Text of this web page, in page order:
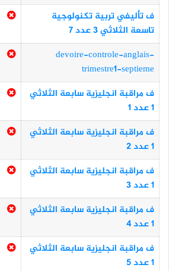
ف تأليفي تربية تكنولوجية
تاسعة الثلاثي 3 عدد 7
devoire-controle-anglais-
trimestre1-septieme
ف مراقبة انجليزية سابعة الثلاثي
1 عدد 1
ف مراقبة انجليزية سابعة الثلاثي
1 عدد 2
ف مراقبة انجليزية سابعة الثلاثي
1 عدد 3
ف مراقبة انجليزية سابعة الثلاثي
1 عدد 4
ف مراقبة انجليزية سابعة الثلاثي
1 عدد 5